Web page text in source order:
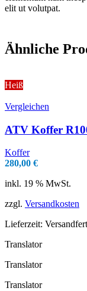
elit ut volutpat.
Ähnliche
Heiß
Vergleichen
ATV Koffer
Koffer
280,00 €
inkl. 19 % MwSt.
zzgl. Versandkosten
Lieferzeit:
Translator
Translator
Translator